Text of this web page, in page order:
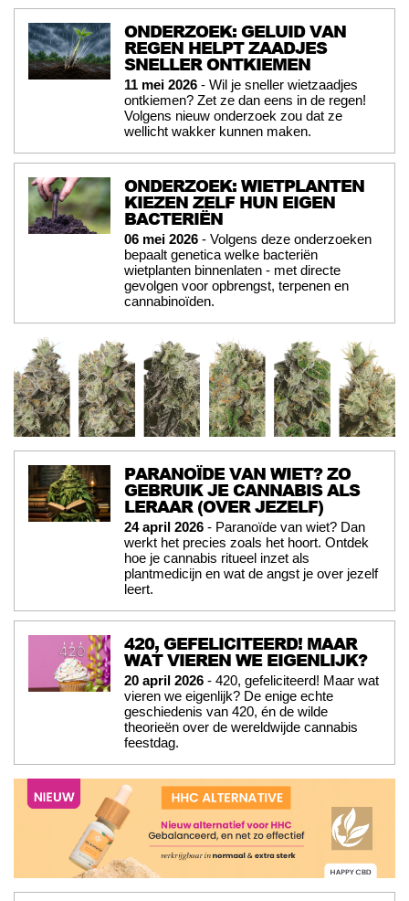
ONDERZOEK: GELUID VAN
REGEN HELPT ZAADJES
SNELLER ONTKIEMEN
11 mei 2026 - Wil je sneller wietzaadjes
ontkiemen? Zet ze dan eens in de regen!
Volgens nieuw onderzoek zou dat ze
wellicht wakker kunnen maken.
ONDERZOEK: WIETPLANTEN
KIEZEN ZELF HUN EIGEN
BACTERIËN
06 mei 2026 - Volgens deze onderzoeken
bepaalt genetica welke bacteriën
wietplanten binnenlaten - met directe
gevolgen voor opbrengst, terpenen en
cannabinoïden.
PARANOÏDE VAN WIET? ZO
GEBRUIK JE CANNABIS ALS
LERAAR (OVER JEZELF)
24 april 2026 - Paranoïde van wiet? Dan
werkt het precies zoals het hoort. Ontdek
hoe je cannabis ritueel inzet als
plantmedicijn en wat de angst je over jezelf
leert.
420, GEFELICITEERD! MAAR
WAT VIEREN WE EIGENLIJK?
20 april 2026 - 420, gefeliciteerd! Maar wat
vieren we eigenlijk? De enige echte
geschiedenis van 420, én de wilde
theorieën over de wereldwijde cannabis
feestdag.